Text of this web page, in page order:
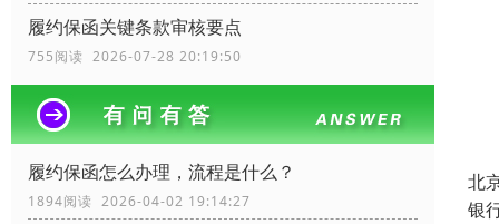
履约保函关键条款审核要点
755阅读 2026-07-28 20:19:50
履约保函怎么办理，流程是什么？
1894阅读 2026-04-02 19:14:27
北
银